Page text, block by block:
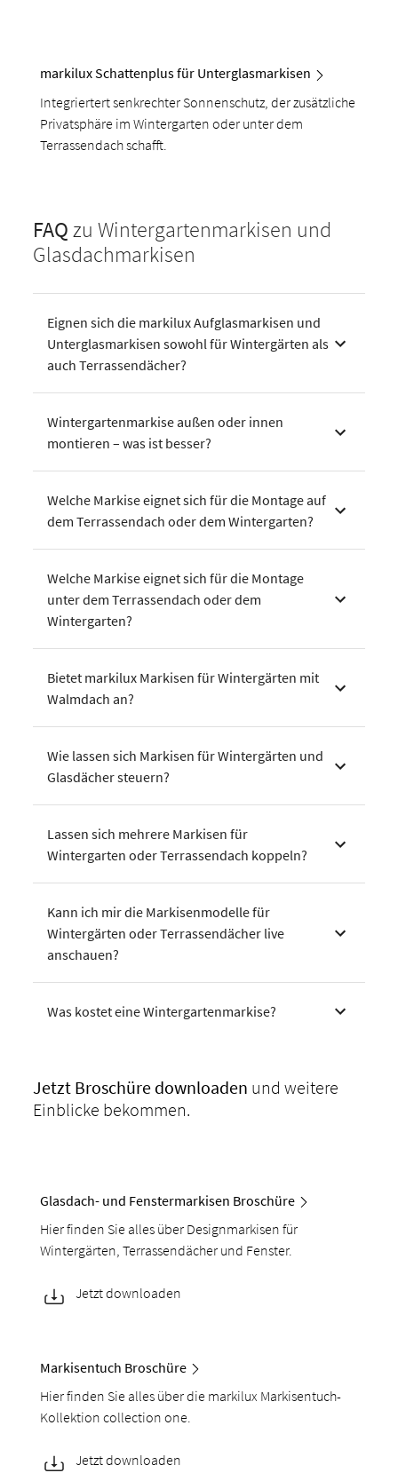
markilux Schattenplus für Unterglasmarkisen
Integriertert senkrechter Sonnenschutz, der zusätzliche
Privatsphäre im Wintergarten oder unter dem
Terrassendach schafft.
FAQzu Wintergartenmarkisen und
Glasdachmarkisen
Eignen sich die markilux Aufglasmarkisen und
Unterglasmarkisen sowohl für Wintergärten als
auch Terrassendächer?
Wintergartenmarkise außen oder innen
montieren – was ist besser?
Welche Markise eignet sich für die Montage auf
dem Terrassendach oder dem Wintergarten?
Welche Markise eignet sich für die Montage
unter dem Terrassendach oder dem
Wintergarten?
Bietet markilux Markisen für Wintergärten mit
Walmdach an?
Wie lassen sich Markisen für Wintergärten und
Glasdächer steuern?
Lassen sich mehrere Markisen für
Wintergarten oder Terrassendach koppeln?
Kann ich mir die Markisenmodelle für
Wintergärten oder Terrassendächer live
anschauen?
Was kostet eine Wintergartenmarkise?
Jetzt Broschüre downloaden und weitere
Einblicke bekommen.
Glasdach- und Fenstermarkisen Broschüre
Hier finden Sie alles über Designmarkisen für
Wintergärten, Terrassendächer und Fenster.
Jetzt downloaden
Markisentuch Broschüre
Hier finden Sie alles über die markilux Markisentuch-
Kollektion collection one.
Jetzt downloaden